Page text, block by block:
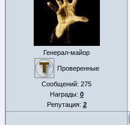
Генерал-майор
Проверенные
Сообщений: 275
Награды: 0
Репутация: 2